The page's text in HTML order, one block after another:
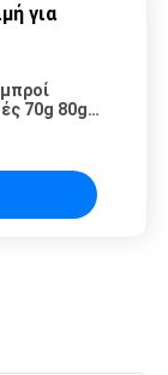
για
70g 80g